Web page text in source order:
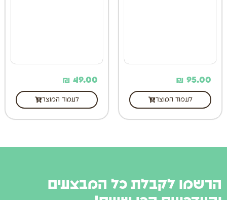
95.00
₪
לעמוד המוצר
49.00
₪
לעמוד המוצר
הרשמו לקבלת כל המבצעים